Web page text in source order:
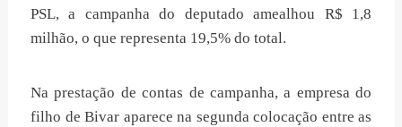
PSL, a campanha do deputado amealhou R$ 1,8
milhão, o que representa 19,5% do total.
Na prestação de contas de campanha, a empresa do
filho de Bivar aparece na segunda colocação entre as